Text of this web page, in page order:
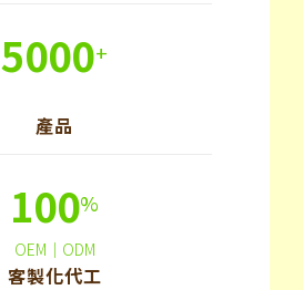
5000+
產品
100%
OEM｜ODM
客製化代工